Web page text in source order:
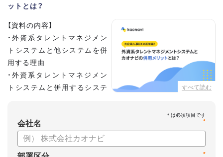
ットとは？
すべて読む
【資料の内容】
・外資系タレントマネジメン
トシステムと他システムを併
用する理由
・外資系タレントマネジメン
トシステムと併用するシステ
・お客さまの声
*
会社名
*